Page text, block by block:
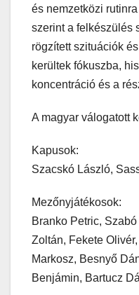
és nemzetközi
szerint a felkészülés
rögzített szituációk
kerültek fókuszba,
koncentráció és a
A magyar válogatott
Kapusok:
Szacskó László,
Mezőnyjátékosok:
Branko Petric,
Zoltán, Fekete
Markosz, Besnyő
Benjámin, Bartucz